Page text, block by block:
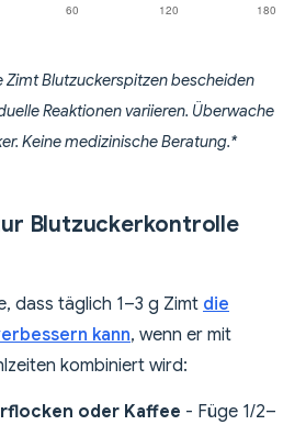
Zimt Blutzuckerspitzen bescheiden
Reaktionen variieren. Überwache
Keine medizinische Beratung.*
Blutzuckerkontrolle
dass täglich 1–3 g Zimt die
kann, wenn er mit
kombiniert wird:
oder Kaffee - Füge 1/2–